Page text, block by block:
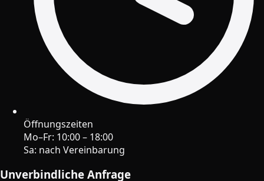
Öffnungszeiten
Mo–Fr: 10:00 – 18:00
Sa: nach Vereinbarung
Unverbindliche Anfrage